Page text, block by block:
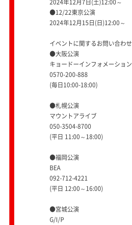
2024年12月7日(土)12:00～
●12/22東京公演
2024年12月15日(日)12:00～
イベントに関するお問い合わせ
●大阪公演
キョードーインフォメーション
0570-200-888
(毎日10:00-18:00)
●札幌公演
マウントアライブ
050-3504-8700
(平日 11:00～18:00)
●福岡公演
BEA
092-712-4221
(平日 12:00～16:00)
●宮城公演
G/I/P